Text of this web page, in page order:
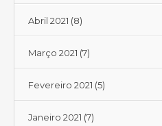
Abril 2021 (8)
Março 2021 (7)
Fevereiro 2021 (5)
Janeiro 2021 (7)